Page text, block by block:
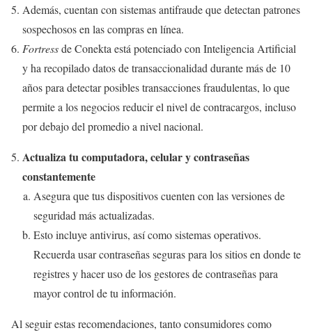
Además, cuentan con sistemas antifraude que detectan patrones
sospechosos en las compras en línea.
Fortressde Conekta está potenciado con Inteligencia Artificial
y ha recopilado datos de transaccionalidad durante más de 10
años para detectar posibles transacciones fraudulentas, lo que
permite a los negocios reducir el nivel de contracargos, incluso
por debajo del promedio a nivel nacional.
Actualiza tu computadora, celular y contraseñas
constantemente
Asegura que tus dispositivos cuenten con las versiones de
seguridad más actualizadas.
Esto incluye antivirus, así como sistemas operativos.
Recuerda usar contraseñas seguras para los sitios en donde te
registres y hacer uso de los gestores de contraseñas para
mayor control de tu información.
Al seguir estas recomendaciones, tanto consumidores como